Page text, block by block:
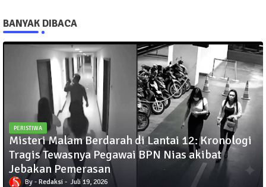
BANYAK DIBACA
PERISTIWA
Misteri Malam Berdarah di Lantai 12: Kronologi
Tragis Tewasnya Pegawai BPN Nias akibat
Jebakan Pemerasan
Redaksi Juli 19, 2026